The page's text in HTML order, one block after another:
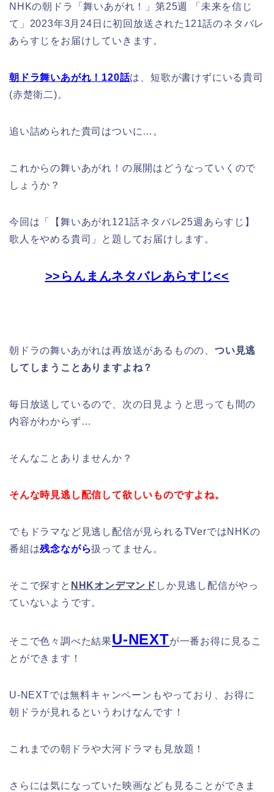
NHKの朝ドラ「舞いあがれ！」第25週 「未来を信じ
て」2023年3月24日に初回放送された121話のネタバレ
あらすじをお届けしていきます。
朝ドラ舞いあがれ！120話は、短歌が書けずにいる貴司
(赤楚衛二)。
追い詰められた貴司はついに…。
これからの舞いあがれ！の展開はどうなっていくので
しょうか？
今回は「
【舞いあがれ121話ネタバレ25週あらすじ】
歌人をやめる貴司」
と題してお届けします。
>>らんまんネタバレあらすじ<<
朝ドラの舞いあがれは再放送があるものの、 つい見逃
してしまうことありますよね？
毎日放送しているので、次の日見ようと思っても間の
内容がわからず…
そんなことありませんか？
そんな時見逃し配信して欲しいものですよね。
でもドラマなど見逃し配信が見られるTVerではNHKの
番組は残念ながら扱ってません。
そこで探すと NHKオンデマンド しか見逃し配信がやっ
ていないようです。
そこで色々調べた結果U-NEXTが一番お得に見るこ
とができます！
U-NEXTでは無料キャンペーンもやっており、お得に
朝ドラが見れるというわけなんです！
これまでの朝ドラや大河ドラマも見放題！
さらには気になっていた映画なども見ることができま